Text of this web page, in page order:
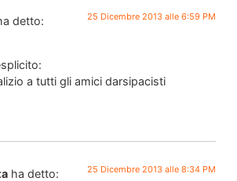
detto: 25 Dicembre 2013 alle 6:59 PM
a tutti gli amici darsipacisti
ha detto: 25 Dicembre 2013 alle 8:34 PM